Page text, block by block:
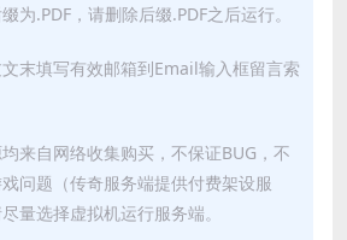
为.PDF，请删除后缀.PDF之后运行。
末填写有效邮箱到Email输入框留言索
来自网络收集购买，不保证BUG，不
问题（传奇服务端提供付费架设服
量选择虚拟机运行服务端。